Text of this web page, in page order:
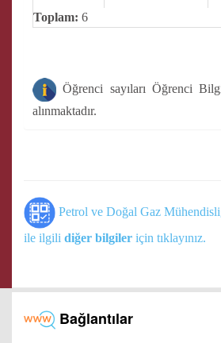
Toplam: 6
Öğrenci sayıları Öğrenci
alınmaktadır.
Petrol ve Doğal Gaz
ile ilgili diğer bilgiler için tıklayınız.
Bağlantılar